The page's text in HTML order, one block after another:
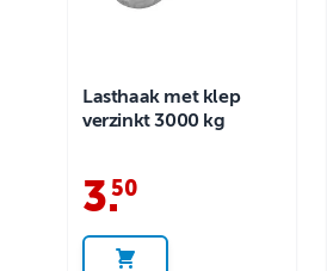
Lasthaak met klep
verzinkt 3000 kg
3.
50